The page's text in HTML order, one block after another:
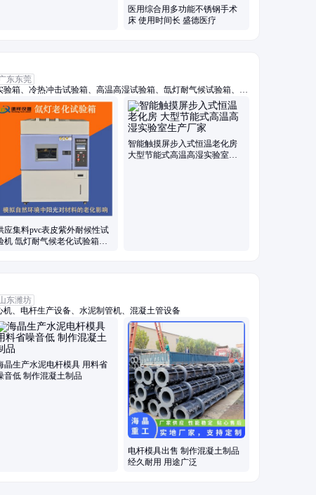
医用综合用多功能不锈钢手术
床 使用时间长 盛德医疗
东东莞
箱、冷热冲击试验箱、高温高湿试验箱、氙灯耐气候试验箱、耐
综合试验箱、步入式恒温恒湿试验箱、高低温试验箱、快速温变
式高低温湿热室、hast试验箱、pct老化试验箱、高温试验箱、高
低温低气压试验箱、恒温恒湿试验箱、淋雨试验箱、沙尘试验箱、
应集料pvc表皮紫外耐候性试
机 氙灯耐气候老化试验箱生
智能触摸屏步入式恒温老化房
大型节能式高温高湿实验室生
东潍坊
、电杆生产设备、水泥制管机、混凝土管设备
晶生产水泥电杆模具 用料省
音低 制作混凝土制品
电杆模具出售 制作混凝土制品
经久耐用 用途广泛